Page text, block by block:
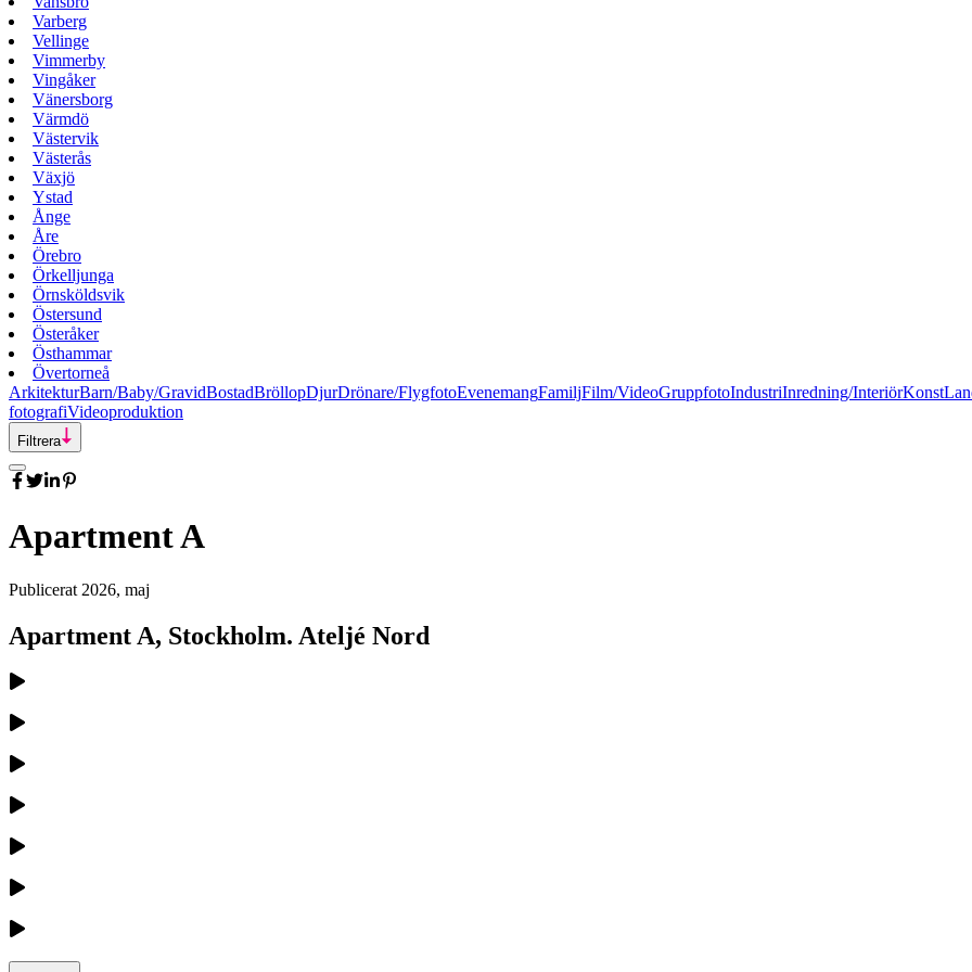
Varberg
Vellinge
Vimmerby
Vingåker
Vänersborg
Värmdö
Västervik
Västerås
Växjö
Ystad
Ånge
Åre
Örebro
Örkelljunga
Örnsköldsvik
Östersund
Österåker
Östhammar
Övertorneå
ArkitekturBarn/Baby/GravidBostadBröllopDjurDrönare/FlygfotoEvenemangFamiljFilm/VideoGruppfotoIndustriInredning/InteriörKonst
fotografiVideoproduktion
Filtrera
Apartment A
Publicerat 2026, maj
Apartment A, Stockholm. Ateljé Nord